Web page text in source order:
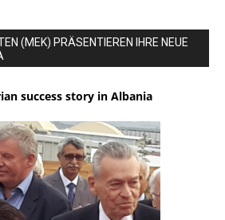
(MEK) PRÄSENTIEREN IHRE NEUE
success story in Albania